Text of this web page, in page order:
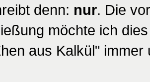
denn: nur. Die
möchte ich
aus Kalkül"